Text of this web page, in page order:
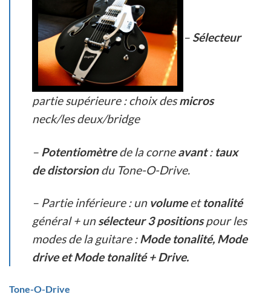
– Sélecteur
partie supérieure : choix desmicros
neck/les deux/bridge
– Potentiomètrede la corneavant: taux
de distorsiondu Tone-O-Drive.
– Partie inférieure : un volumeettonalité
général + unsélecteur 3 positionspour les
modes de la guitare :Mode tonalité, Mode
drive et Mode tonalité + Drive.
Tone-O-Drive